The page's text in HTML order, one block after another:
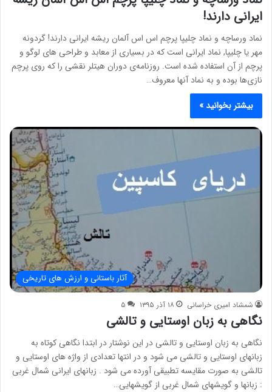
ایرانی دارند!
نماد ورساچه و نماد چلیپا پرچم اس اس آلمان ریشه ایرانی دارند! گردونه
مهر یا چلیپا, نماد ایرانی است که در بسیاری از معابد و طراحی های لوگو و
پرچم از آن استفاده شده است. روزنامه‌ی دوران هیتلر نقشی را که روی پرچم‌
نازی‌ها بوده و به نماد آنها معروف…
بیشتر بخوانید »
آثار باستانی و ارزش های تاریخی
شمشاد امیری خراسانی ۱۸ آذر ۱۳۹۵ ۵
نگاهی به زبان اوستایی و تالشی
نگاهی به زبان اوستایی و تالشی در این نوشتار در ابتدا نگاهی کوتاه به
زبانهای اوستایی و تالشی می شود و در انتها تعدادی از واژه های اوستایی و
تالشی به صورت مقایسه تطبیقی آورده می شود . زبانهای ایرانی شمال غربی
: زبانها و گویشهای شمال غربی از گویشهایی…